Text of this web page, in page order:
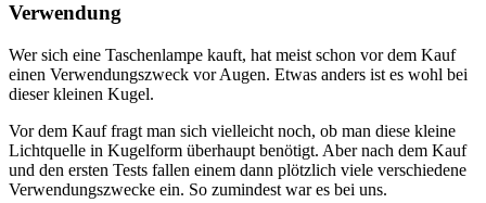
Verwendung
Wer sich eine Taschenlampe kauft, hat meist schon vor dem Kauf
einen Verwendungszweck vor Augen. Etwas anders ist es wohl bei
dieser kleinen Kugel.
Vor dem Kauf fragt man sich vielleicht noch, ob man diese kleine
Lichtquelle in Kugelform überhaupt benötigt. Aber nach dem Kauf
und den ersten Tests fallen einem dann plötzlich viele verschiedene
Verwendungszwecke ein. So zumindest war es bei uns.